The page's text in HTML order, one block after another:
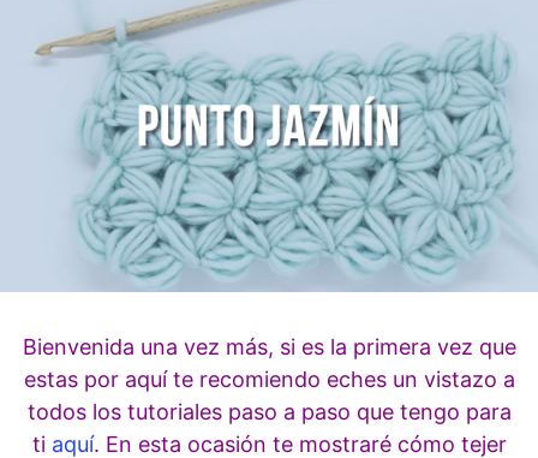
Bienvenida una vez más, si es la primera vez que
estas por aquí te recomiendo eches un vistazo a
todos los tutoriales paso a paso que tengo para
ti aquí. En esta ocasión te mostraré cómo tejer